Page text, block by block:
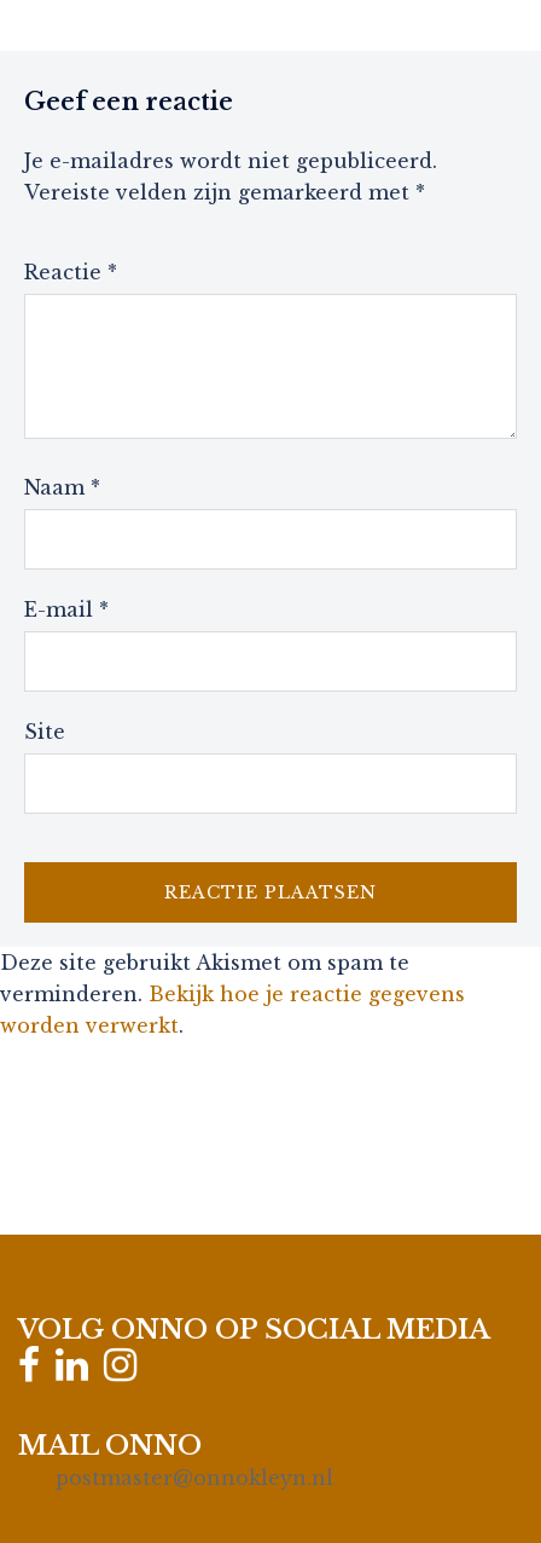
Geef een reactie
Je e-mailadres wordt niet gepubliceerd.
Vereiste velden zijn gemarkeerd met *
Reactie *
Naam *
E-mail *
Site
Deze site gebruikt Akismet om spam te
verminderen. Bekijk hoe je reactie gegevens
worden verwerkt.
VOLG ONNO OP SOCIAL MEDIA
MAIL ONNO
postmaster@onnokleyn.nl